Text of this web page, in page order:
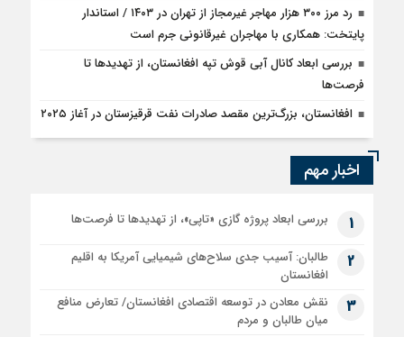
رد مرز ۳۰۰ هزار مهاجر غیرمجاز از تهران در ۱۴۰۳ / استاندار
پایتخت: همکاری با مهاجران غیرقانونی جرم است
بررسی ابعاد کانال آبی قوش تپه افغانستان، از تهدیدها تا
فرصت‌ها
افغانستان، بزرگ‌ترین مقصد صادرات نفت قرقيزستان در آغاز ۲۰۲۵
اخبار مهم
1 بررسی ابعاد پروژه گازی «تاپی»، از تهدیدها تا فرصت‌ها
2
طالبان: آسیب جدی سلاح‌های شیمیایی آمریکا به اقلیم
افغانستان
3
نقش معادن در توسعه اقتصادی افغانستان/ تعارض منافع
میان طالبان و مردم